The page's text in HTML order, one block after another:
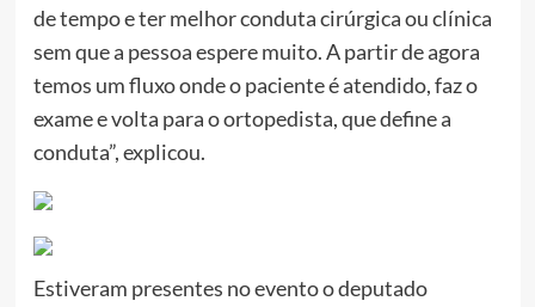
de tempo e ter melhor conduta cirúrgica ou clínica
sem que a pessoa espere muito. A partir de agora
temos um fluxo onde o paciente é atendido, faz o
exame e volta para o ortopedista, que define a
conduta”, explicou.
Estiveram presentes no evento o deputado